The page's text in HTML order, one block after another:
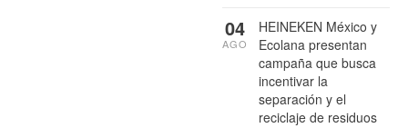
HEINEKEN México y
Ecolana presentan
campaña que busca
incentivar la
separación y el
reciclaje de residuos
04
AGO